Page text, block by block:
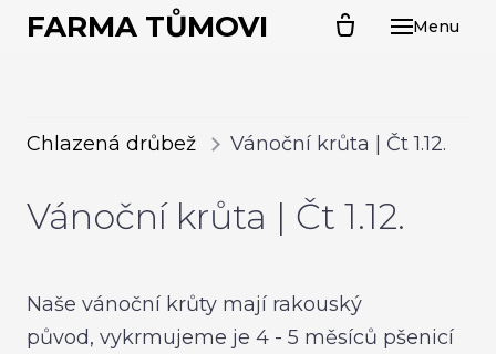
Menu
FARMA TŮMOVI
Chlazená drůbež Vánoční krůta | Čt 1.12.
Vánoční krůta | Čt 1.12.
Naše vánoční krůty mají rakouský
původ, vykrmujeme je 4 - 5 měsíců pšenicí